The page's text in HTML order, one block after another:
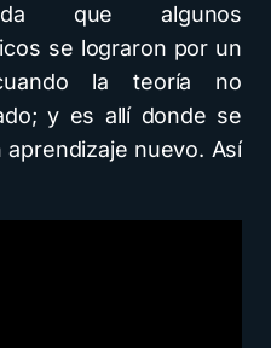
que algunos
se lograron por un
la teoría no
y es allí donde se
nuevo. Así